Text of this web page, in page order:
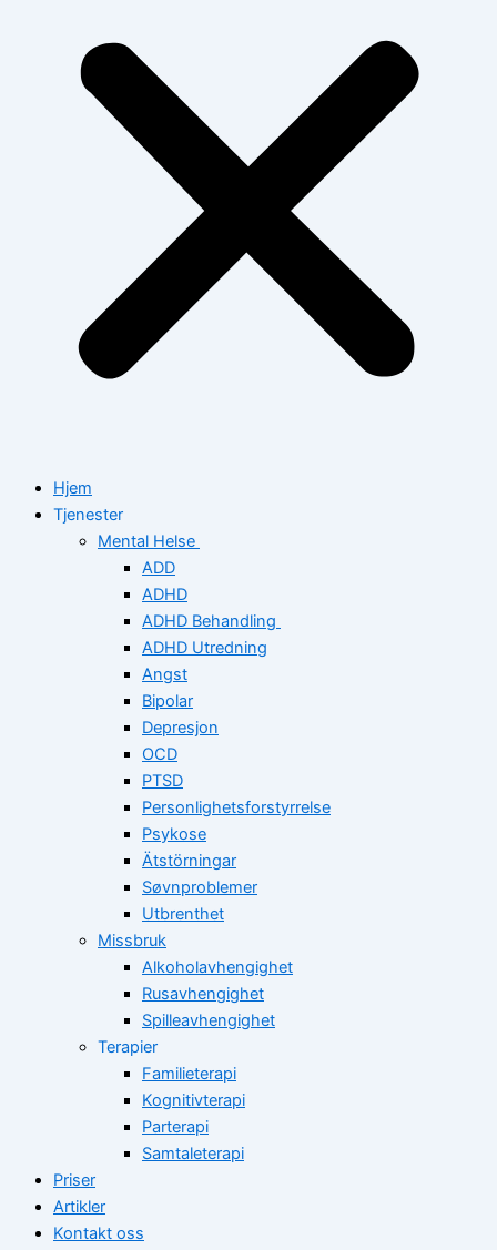
Hjem
Tjenester
Mental Helse
ADD
ADHD
ADHD Behandling
ADHD Utredning
Angst
Bipolar
Depresjon
OCD
PTSD
Personlighetsforstyrrelse
Psykose
Ätstörningar
Søvnproblemer
Utbrenthet
Missbruk
Alkoholavhengighet
Rusavhengighet
Spilleavhengighet
Terapier
Familieterapi
Kognitivterapi
Parterapi
Samtaleterapi
Priser
Artikler
Kontakt oss